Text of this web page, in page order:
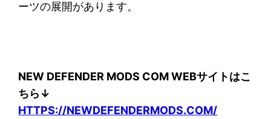
ーツの展開があります。
NEW DEFENDER MODS COM WEBサイトはこ
ちら↓
HTTPS://NEWDEFENDERMODS.COM/